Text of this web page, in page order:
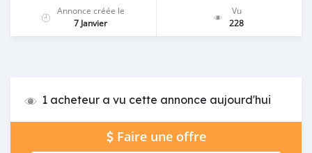
Annonce créée le
7 Janvier
Vu
228
1 acheteur a vu cette annonce aujourd'hui
Faire une offre